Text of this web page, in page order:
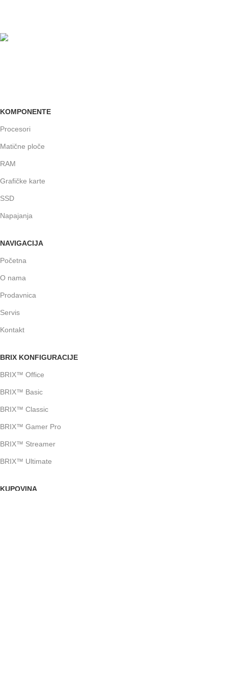
KOMPONENTE
Procesori
Matične ploče
RAM
Grafičke karte
SSD
Napajanja
NAVIGACIJA
Početna
O nama
Prodavnica
Servis
Kontakt
BRIX KONFIGURACIJE
BRIX™ Office
BRIX™ Basic
BRIX™ Classic
BRIX™ Gamer Pro
BRIX™ Streamer
BRIX™ Ultimate
KUPOVINA